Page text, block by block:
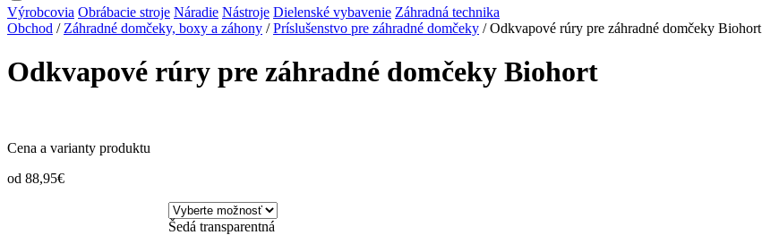
Výrobcovia Obrábacie stroje Náradie Nástroje Dielenské vybavenie Záhradná technika
Obchod / Záhradné domčeky, boxy a záhony /Príslušenstvo pre záhradné domčeky / Odkvapové rúry pre záhradné domčeky Biohort
Odkvapové rúry pre záhradné domčeky Biohort
Cena a varianty produktu
od 88,95€
Šedá transparentná